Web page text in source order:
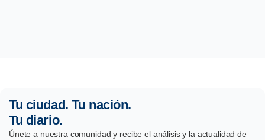
Tu ciudad. Tu nación.
Tu diario.
Únete a nuestra comunidad y recibe el análisis y la actualidad de